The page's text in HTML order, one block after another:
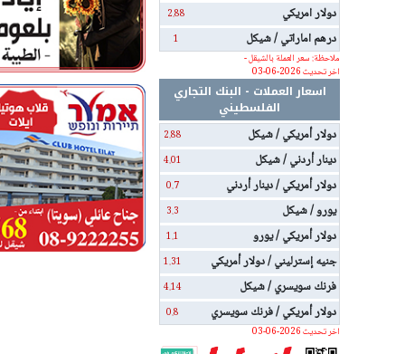
دولار امريكي 2.88
درهم اماراتي / شيكل
1
ملاحظة: سعر العملة بالشيقل -
اخر تحديث 2026-06-03
اسعار العملات - البنك التجاري
الفلسطيني
دولار أمريكي / شيكل
2.88
دينار أردني / شيكل 4.01
دولار أمريكي / دينار أردني 0.7
يورو / شيكل 3.3
دولار أمريكي / يورو 1.1
جنيه إسترليني / دولار أمريكي 1.31
فرنك سويسري / شيكل 4.14
دولار أمريكي / فرنك سويسري
0.8
اخر تحديث 2026-06-03